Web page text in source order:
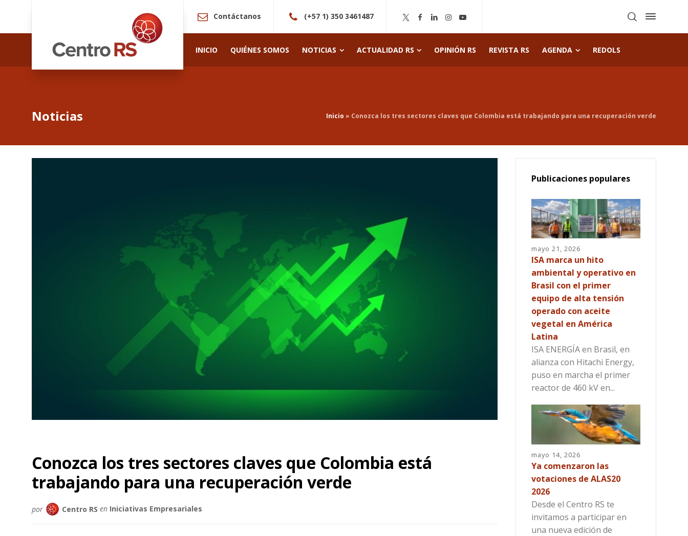
Contáctanos (+57 1) 350 3461487
INICIO QUIÉNES SOMOS NOTICIAS ACTUALIDAD RS OPINIÓN RS REVISTA RS AGENDA REDOLS
Noticias Inicio » Conozca los tres sectores claves que Colombia está trabajando para una recuperación verde
Conozca los tres sectores claves que Colombia está
trabajando para una recuperación verde
por Centro RS en Iniciativas Empresariales
Publicaciones populares
mayo 21, 2026
ISA marca un hito
ambiental y operativo en
Brasil con el primer
equipo de alta tensión
operado con aceite
vegetal en América
Latina
ISA ENERGÍA en Brasil, en
alianza con Hitachi Energy,
puso en marcha el primer
reactor de 460 kV en...
mayo 14, 2026
Ya comenzaron las
votaciones de ALAS20
2026
Desde el Centro RS te
invitamos a participar en
una nueva edición de